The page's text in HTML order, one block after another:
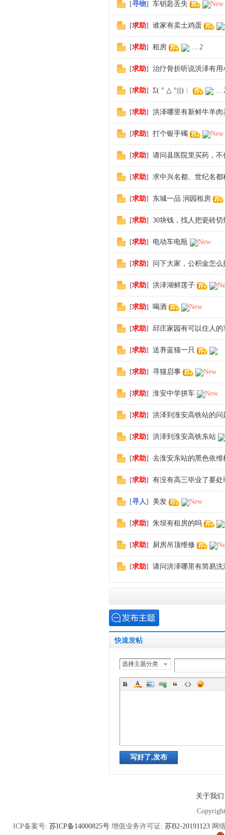
[寻物] 车钥匙丢失 New
[求助] 谁家有卖土鸡蛋
[求助] 租房 ... 2
[求助] 治疗骨折听说洪泽有
[求助] Σ( ° △ °|||)︴ ...
[求助] 洪泽哪里有新鲜牛羊肉
[求助] 打个银手镯 New
[求助] 请问县医院里买药，
[求助] 求中兴名都、世纪名都
[求助] 东城一品 润园租房
[求助] 30块钱，找人把瓷砖切
[求助] 电动车电瓶 New
[求助] 问下大家，公积金怎么
[求助] 洪泽湖鲜莲子
[求助] 喝酒 New
[求助] 邱庄家园有可以住人
[求助] 送养蓝猫一只
[求助] 寻猫启事 New
[求助] 淮安中学拼车 New
[求助] 洪泽到淮安高铁站的问
[求助] 洪泽到淮安高铁东站
[求助] 去淮安东站的黑色依
[求助] 有没有高三毕业了要
[寻人] 美发 New
[求助] 朱坝有租房的吗
[求助] 厨房吊顶维修
[求助] 请问洪泽哪里有简易
快速发帖
选择主题分类
写好了,发布
关于我们
ICP备案号: 苏ICP备14000825号 增值业务许可证: 苏B2-20191123 网